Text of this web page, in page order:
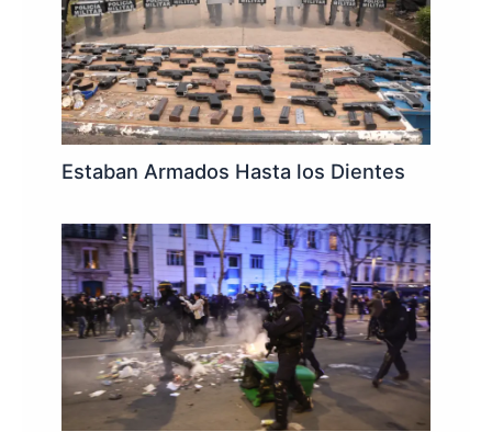
Estaban Armados Hasta los Dientes